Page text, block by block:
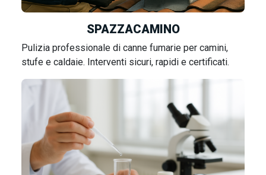
SPAZZACAMINO
Pulizia professionale di canne fumarie per camini,
stufe e caldaie. Interventi sicuri, rapidi e certificati.